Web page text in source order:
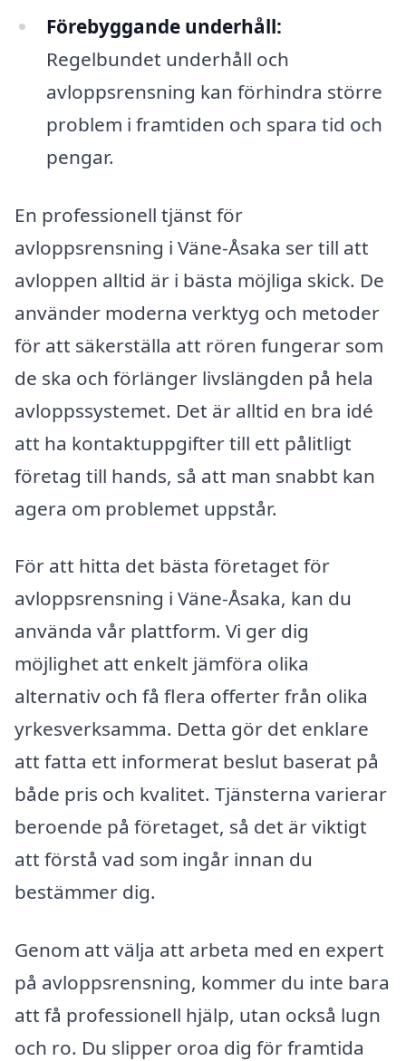
Förebyggande underhåll:
Regelbundet underhåll och
avloppsrensning kan förhindra större
problem i framtiden och spara tid och
pengar.
En professionell tjänst för
avloppsrensning i Väne-Åsaka ser till att
avloppen alltid är i bästa möjliga skick. De
använder moderna verktyg och metoder
för att säkerställa att rören fungerar som
de ska och förlänger livslängden på hela
avloppssystemet. Det är alltid en bra idé
att ha kontaktuppgifter till ett pålitligt
företag till hands, så att man snabbt kan
agera om problemet uppstår.
För att hitta det bästa företaget för
avloppsrensning i Väne-Åsaka, kan du
använda vår plattform. Vi ger dig
möjlighet att enkelt jämföra olika
alternativ och få flera offerter från olika
yrkesverksamma. Detta gör det enklare
att fatta ett informerat beslut baserat på
både pris och kvalitet. Tjänsterna varierar
beroende på företaget, så det är viktigt
att förstå vad som ingår innan du
bestämmer dig.
Genom att välja att arbeta med en expert
på avloppsrensning, kommer du inte bara
att få professionell hjälp, utan också lugn
och ro. Du slipper oroa dig för framtida